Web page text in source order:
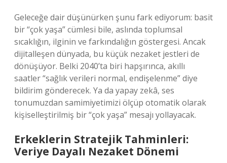
Geleceğe dair düşünürken şunu fark ediyorum: basit
bir “çok yaşa” cümlesi bile, aslında toplumsal
sıcaklığın, ilginin ve farkındalığın göstergesi. Ancak
dijitalleşen dünyada, bu küçük nezaket jestleri de
dönüşüyor. Belki 2040’ta biri hapşırınca, akıllı
saatler “sağlık verileri normal, endişelenme” diye
bildirim gönderecek. Ya da yapay zekâ, ses
tonumuzdan samimiyetimizi ölçüp otomatik olarak
kişiselleştirilmiş bir “çok yaşa” mesajı yollayacak.
Erkeklerin Stratejik Tahminleri:
Veriye Dayalı Nezaket Dönemi